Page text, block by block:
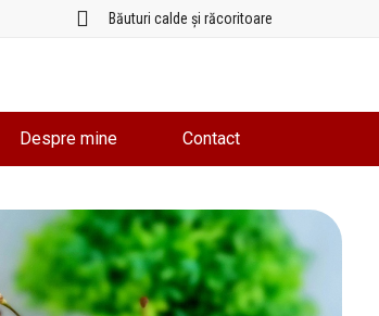
Băuturi calde și răcoritoare
Despre mine Contact